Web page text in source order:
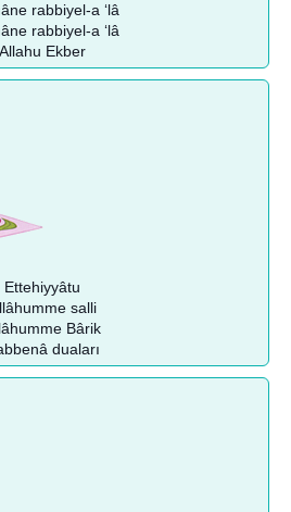
rabbiyel-a ‘lâ
rabbiyel-a ‘lâ
Allahu Ekber
Ettehiyyâtu
salli
Bârik
duaları